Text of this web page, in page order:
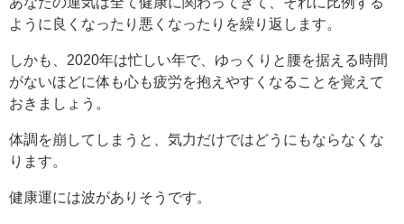
ように良くなったり悪くなったりを繰り返します。
しかも、2020年は忙しい年で、ゆっくりと腰を据える時間
がないほどに体も心も疲労を抱えやすくなることを覚えて
おきましょう。
体調を崩してしまうと、気力だけではどうにもならなくな
ります。
健康運には波がありそうです。